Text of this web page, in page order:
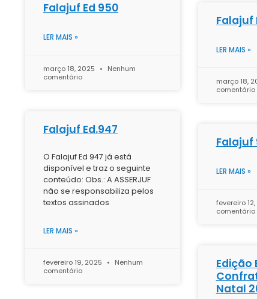
Falajuf Ed 950
LER MAIS »
março 18, 2025
Nenhum
comentário
Falajuf
LER MAIS »
março 18,
comentário
Falajuf Ed.947
O Falajuf Ed 947 já está
disponível e traz o seguinte
conteúdo: Obs.: A ASSERJUF
não se responsabiliza pelos
textos assinados
LER MAIS »
fevereiro 19, 2025
Nenhum
comentário
Falajuf
LER MAIS »
fevereiro
comentário
Edição
Natal